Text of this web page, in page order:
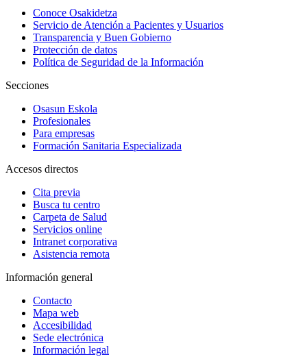
Conoce Osakidetza
Servicio de Atención a Pacientes y Usuarios
Transparencia y Buen Gobierno
Protección de datos
Política de Seguridad de la Información
Secciones
Osasun Eskola
Profesionales
Para empresas
Formación Sanitaria Especializada
Accesos directos
Cita previa
Busca tu centro
Carpeta de Salud
Servicios online
Intranet corporativa
Asistencia remota
Información general
Contacto
Mapa web
Accesibilidad
Sede electrónica
Información legal